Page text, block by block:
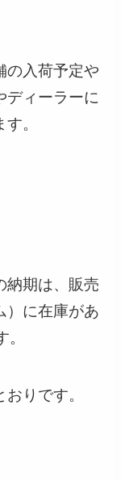
の入荷予定や
ディーラーに
。
納期は、販売
）に在庫があ
りです。